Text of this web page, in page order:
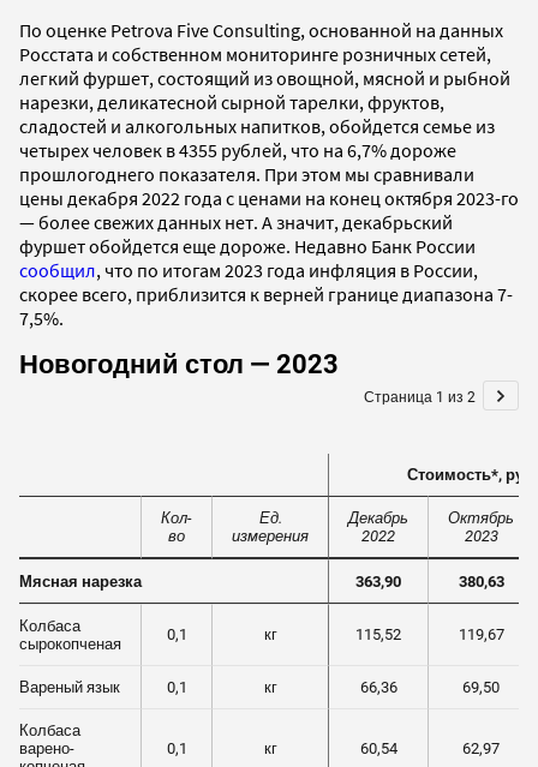
По оценке Petrova Five Consulting, основанной на данных
Росстата и собственном мониторинге розничных сетей,
легкий фуршет, состоящий из овощной, мясной и рыбной
нарезки, деликатесной сырной тарелки, фруктов,
сладостей и алкогольных напитков, обойдется семье из
четырех человек в 4355 рублей, что на 6,7% дороже
прошлогоднего показателя. При этом мы сравнивали
цены декабря 2022 года с ценами на конец октября 2023-го
— более свежих данных нет. А значит, декабрьский
фуршет обойдется еще дороже. Недавно Банк России
сообщил, что по итогам 2023 года инфляция в России,
скорее всего, приблизится к верней границе диапазона 7-
7,5%.